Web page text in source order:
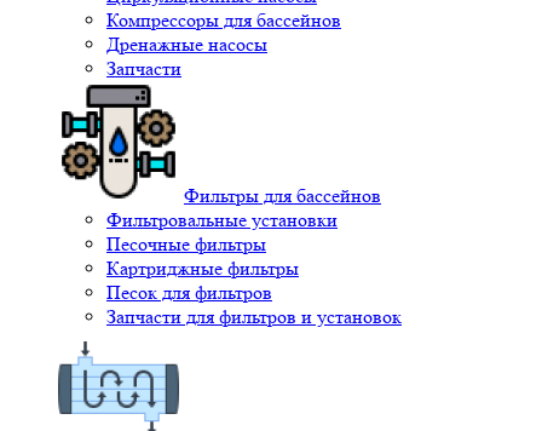
Компрессоры для бассейнов
Дренажные насосы
Запчасти
Фильтры для бассейнов
Фильтровальные установки
Песочные фильтры
Картриджные фильтры
Песок для фильтров
Запчасти для фильтров и установок